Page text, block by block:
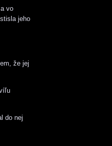
vo
jeho
že jej
do nej